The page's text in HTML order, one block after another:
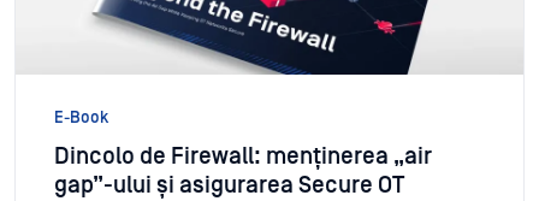
E-Book
Dincolo de Firewall: menținerea „air
gap”-ului și asigurarea Secure OT